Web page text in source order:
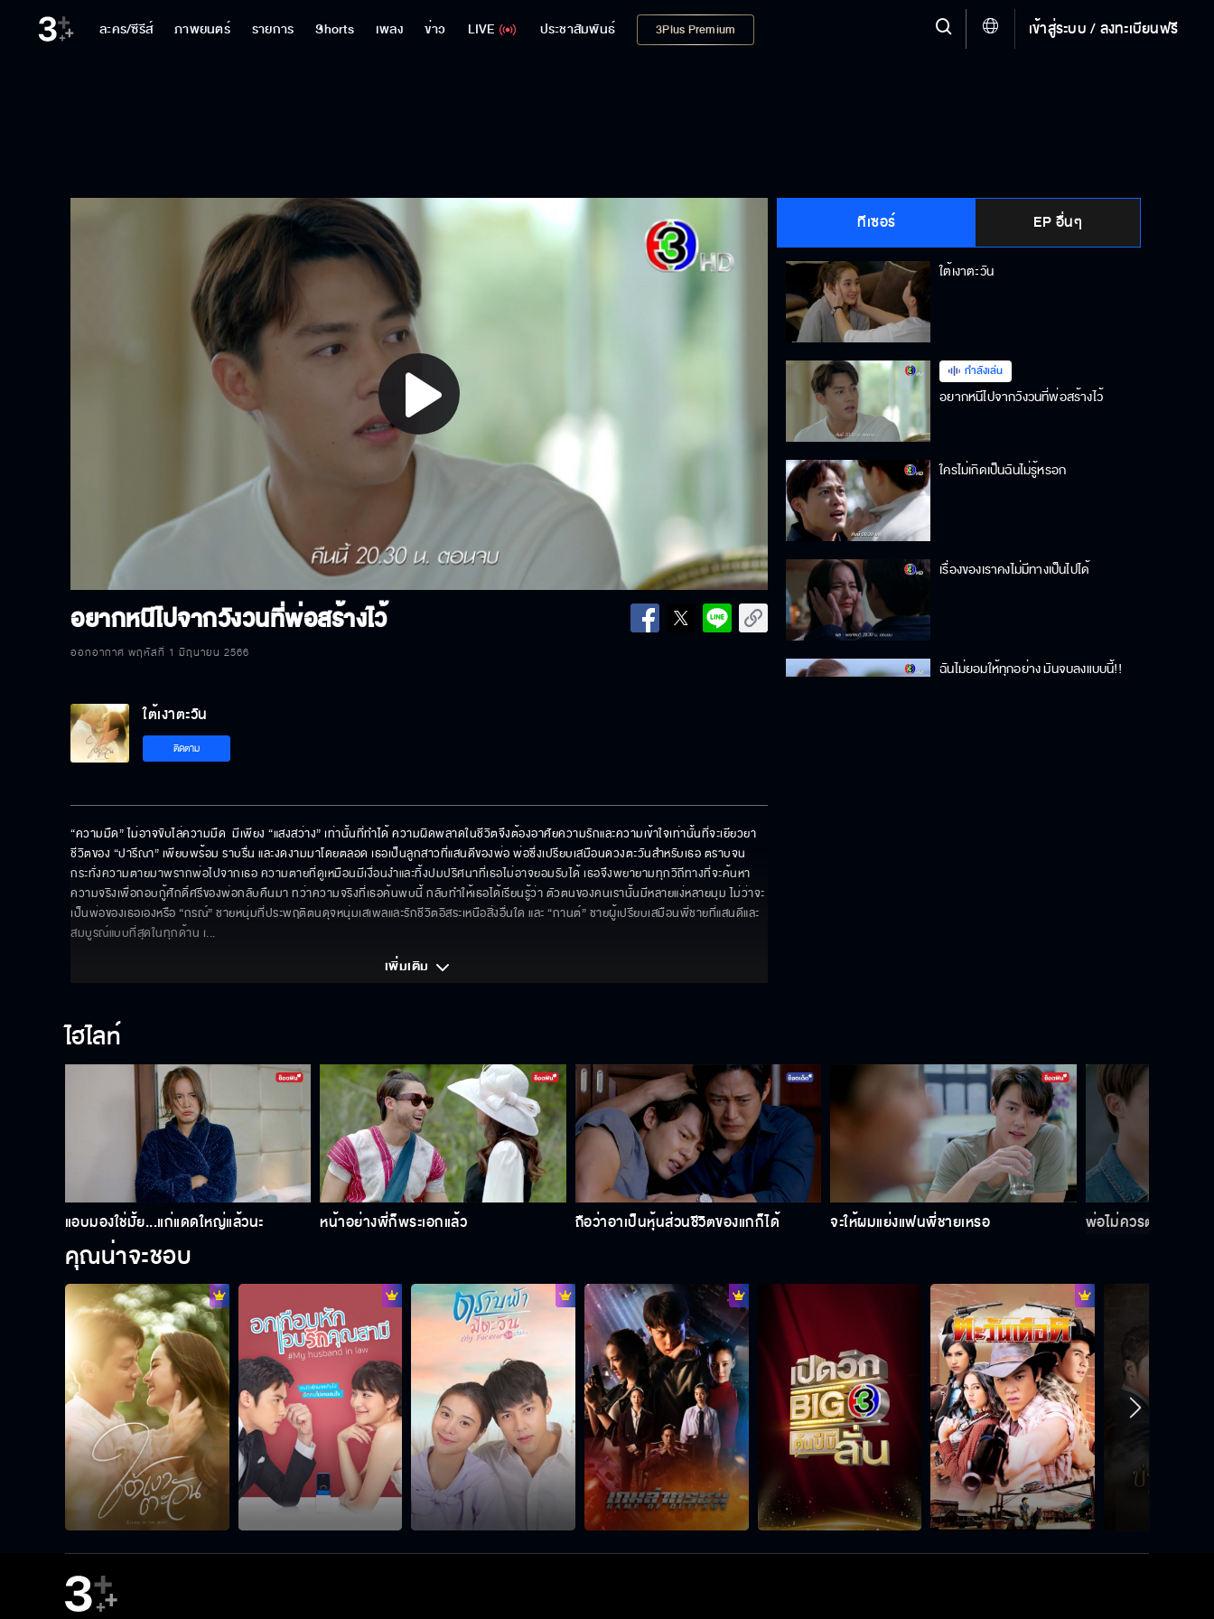
ละคร/ซีรีส์ ภาพยนตร์ รายการ Shorts เพลง ข่าว LIVE ประชาสัมพันธ์ 3Plus Premium เข้าสู่ระบบ / ลงทะเบียนฟรี
Play
Video
อยากหนีไปจากวังวนที่พ่อสร้างไว้
ออกอากาศ พฤหัสที่ 1 มิถุนายน 2566
ทีเซอร์ EP อื่นๆ
ใต้เงาตะวัน
กำลังเล่น
อยากหนีไปจากวังวนที่พ่อสร้างไว้
ใครไม่เกิดเป็นฉันไม่รู้หรอก
เรื่องของเราคงไม่มีทางเป็นไปได้
ฉันไม่ยอมให้ทุกอย่าง มันจบลงแบบนี้!!
คาถา Move On
จับคนร้ายเข้าเครื่องจับเท็จ
อย่าไปมีเรื่องกับใครอีกเลย
มีแฟนทั้งทีก็อยากแสดงความรักบ้าง
ใต้เงาตะวัน
ติดตาม
“ความมืด” ไม่อาจขับไล่ความมืด  มีเพียง “แสงสว่าง” เท่านั้นที่ทำได้ ความผิดพลาดในชีวิตจึงต้องอาศัยความรักและความเข้าใจเท่านั้นที่จะเยียวยา
ชีวิตของ “ปารีณา” เพียบพร้อม ราบรื่น และงดงามมาโดยตลอด เธอเป็นลูกสาวที่แสนดีของพ่อ พ่อซึ่งเปรียบเสมือนดวงตะวันสำหรับเธอ ตราบจน
กระทั่งความตายมาพรากพ่อไปจากเธอ ความตายที่ดูเหมือนมีเงื่อนงำและทิ้งปมปริศนาที่เธอไม่อาจยอมรับได้ เธอจึงพยายามทุกวิถีทางที่จะค้นหา
ความจริงเพื่อกอบกู้ศักดิ์ศรีของพ่อกลับคืนมา ทว่าความจริงที่เธอค้นพบนี้ กลับทำให้เธอได้เรียนรู้ว่า ตัวตนของคนเรานั้นมีหลายแง่หลายมุม ไม่ว่าจะ
เป็นพ่อของเธอเองหรือ “กรณ์” ชายหนุ่มที่ประพฤติตนดุจหนุ่มเสเพลและรักชีวิตอิสระเหนือสิ่งอื่นใด และ “กานต์” ชายผู้เปรียบเสมือนพี่ชายที่แสนดีและ
สมบูรณ์แบบที่สุดในทุกด้าน เ...
เพิ่มเติม
ไฮไลท์
แอบมองใช่มั้ย...แก่แดดใหญ่แล้วนะ หน้าอย่างพี่ก็พระเอกแล้ว ถือว่าอาเป็นหุ้นส่วนชีวิตของแกก็ได้ จะให้ผมแย่งแฟนพี่ชายเหรอ พ่อไม่ควรตายฟรี
คุณน่าจะชอบ